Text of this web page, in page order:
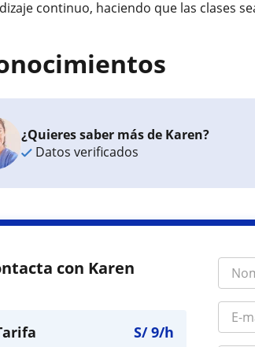
continuo, haciendo que las clases
¿Quieres saber más de Karen?
Datos verificados
con Karen
S/9/h